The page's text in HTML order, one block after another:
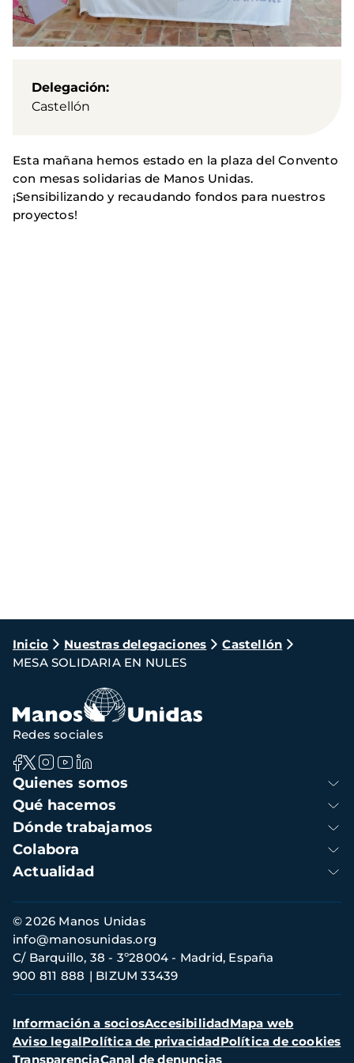
Delegación
Castellón
Esta mañana hemos estado en la plaza del Convento
con mesas solidarias de Manos Unidas.
¡Sensibilizando y recaudando fondos para nuestros
proyectos!
Ruta
de
navegación
Inicio Nuestras delegaciones
Castellón
MESA SOLIDARIA EN NULES
Navegación
principal
Quienes somos
Qué hacemos
Dónde trabajamos
Colabora
Actualidad
Redes sociales
Información
de
contacto
© 2026 Manos Unidas
C/ Barquillo, 38 - 3º28004 - Madrid, España
900 811 888
BIZUM 33439
info@manosunidas.org
Menú
secundario
Información a sociosAccesibilidadMapa web
Aviso legalPolítica de privacidadPolítica de cookies
TransparenciaCanal de denuncias